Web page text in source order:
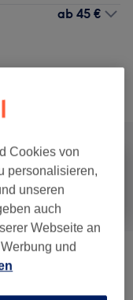
ab 45 €
Gesicht
Cookies von
personalisieren,
unseren
auch
Webseite an
und